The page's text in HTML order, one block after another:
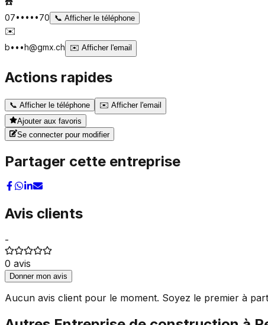
07•••••70 📞 Afficher le téléphone
✉️
b•••h@gmx.ch ✉️ Afficher l'email
Actions rapides
📞 Afficher le téléphone ✉️ Afficher l'email
Ajouter aux favoris
Se connecter pour modifier
Partager cette entreprise
Avis clients
-
0 avis
Donner mon avis
Aucun avis client pour le moment. Soyez le premier à